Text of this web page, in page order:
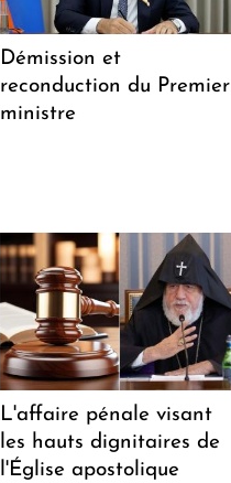
Démission et
reconduction du Premier
ministre
L'affaire pénale visant
les hauts dignitaires de
l'Église apostolique